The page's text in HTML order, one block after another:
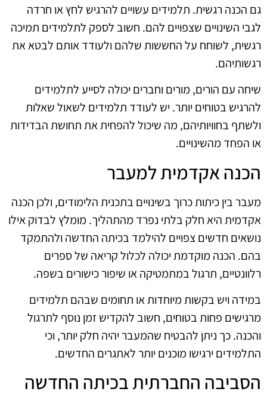
גם הכנה רגשית. תלמידים עשויים להרגיש לחץ או חרדה
לגבי השינויים שצפויים להם. חשוב לספק לתלמידים תמיכה
רגשית, לשוחח על החששות שלהם ולעודד אותם לבטא את
רגשותיהם.
שיחה עם הורים, מורים וחברים יכולה לסייע לתלמידים
להרגיש בטוחים יותר. יש לעודד תלמידים לשאול שאלות
ולשתף בחוויותיהם, מה שיכול להפחית את תחושת הבדידות
או הפחד מהשינויים.
הכנה אקדמית למעבר
מעבר בין כיתות כרוך בשינויים בתכנית הלימודים, ולכן הכנה
אקדמית היא חלק בלתי נפרד מהתהליך. מומלץ לבדוק אילו
נושאים חדשים צפויים להילמד בכיתה החדשה ולהתמקד
בהם. הכנה מוקדמת יכולה לכלול קריאה של ספרים
רלוונטיים, תרגול במתמטיקה או שיפור כישורים בשפה.
במידה ויש בקשות מיוחדות או תחומים שבהם תלמידים
מרגישים פחות בטוחים, חשוב להקדיש זמן נוסף לתרגול
והכנה. כך ניתן להבטיח שהמעבר יהיה חלק יותר, וכי
התלמידים ירגישו מוכנים יותר לאתגרים החדשים.
הסביבה החברתית בכיתה החדשה